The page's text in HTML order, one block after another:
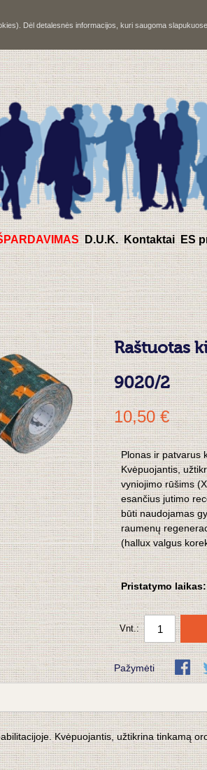
Dėl detalesnės informacijos, kuri saugoma
D.U.K. Kontaktai ES
Raštuotas
9020/2
10,50 €
Plonas ir patvarus
Kvėpuojantis,
vyniojimo rūšims
esančius jutimo
būti naudojamas
raumenų
(hallux valgus
Pristatymo laikas:
Vnt.:
Pažymėti
Kvėpuojantis, užtikrina tinkamą